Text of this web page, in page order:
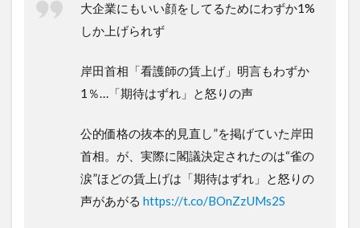
大企業にもいい顔をしてるためにわずか1%
しか上げられず
岸田首相「看護師の賃上げ」明言もわずか
1％…「期待はずれ」と怒りの声
公的価格の抜本的見直し”を掲げていた岸田
首相。が、実際に閣議決定されたのは“雀の
涙”ほどの賃上げは「期待はずれ」と怒りの
声があがる https://t.co/BOnZzUMs2S